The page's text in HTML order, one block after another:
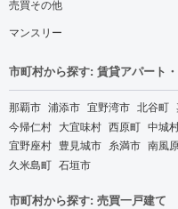
売買その他
マンスリー
市町村から探す: 賃貸アパート
那覇市 浦添市 宜野湾市 北谷町
今帰仁村 大宜味村 西原町 中城
宜野座村 豊見城市 糸満市 南風
久米島町 石垣市
市町村から探す: 売買一戸建て